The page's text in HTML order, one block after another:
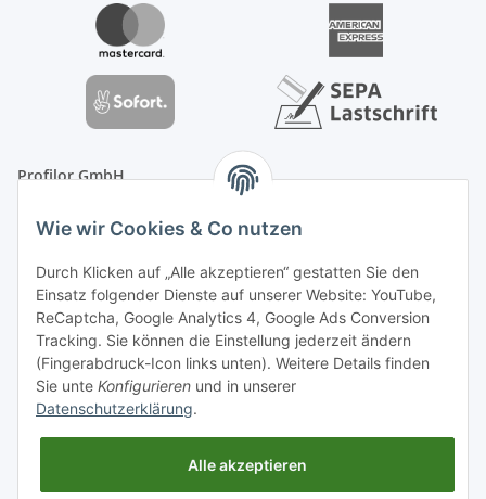
Profilor GmbH
OdF.Platz 2
16775 Löwenberger Land
Telefon: +49 (0) 33094-719-8719
E-Mail: info (ät) treppe99 (Punkt) de
Wie wir Cookies & Co nutzen
Durch Klicken auf „Alle akzeptieren“ gestatten Sie den
Einsatz folgender Dienste auf unserer Website: YouTube,
ReCaptcha, Google Analytics 4, Google Ads Conversion
Tracking. Sie können die Einstellung jederzeit ändern
(Fingerabdruck-Icon links unten). Weitere Details finden
Sie unte Konfigurieren und in unserer
Datenschutzerklärung.
Alle akzeptieren